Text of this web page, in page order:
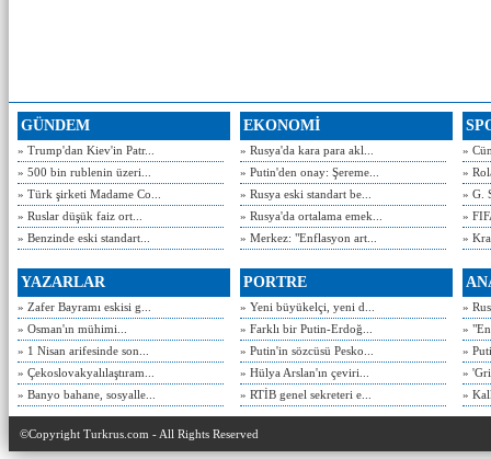
GÜNDEM
» Trump'dan Kiev'in Patr...
» 500 bin rublenin üzeri...
» Türk şirketi Madame Co...
» Ruslar düşük faiz ort...
» Benzinde eski standart...
EKONOMİ
» Rusya'da kara para akl...
» Putin'den onay: Şereme...
» Rusya eski standart be...
» Rusya'da ortalama emek...
» Merkez: "Enflasyon art...
»
»
» G.
»
»
YAZARLAR
» Zafer Bayramı eskisi g...
» Osman'ın mühimi...
» 1 Nisan arifesinde son...
» Çekoslovakyalılaştıram...
» Banyo bahane, sosyalle...
PORTRE
» Yeni büyükelçi, yeni d...
» Farklı bir Putin-Erdoğ...
» Putin'in sözcüsü Pesko...
» Hülya Arslan'ın çeviri...
» RTİB genel sekreteri e...
»
»
»
»
»
©Copyright Turkrus.com - All Rights Reserved